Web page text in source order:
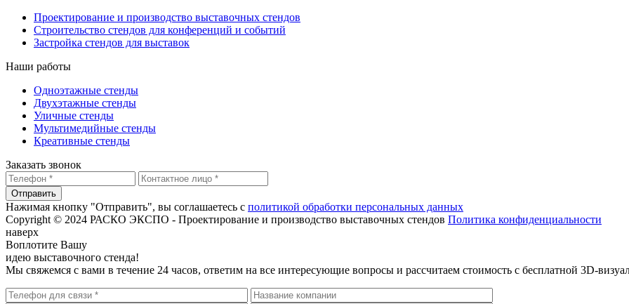
Проектирование и производство выставочных стендов
Строительство стендов для конференций и событий
Застройка стендов для выставок
Наши работы
Одноэтажные стенды
Двухэтажные стенды
Уличные стенды
Мультимедийные стенды
Креативные стенды
Заказать звонок
Отправить
Нажимая кнопку "Отправить", вы соглашаетесь с политикой обработки персональных данных
Copyright © 2024 РАСКО ЭКСПО - Проектирование и производство выставочных стендов Политика конфиденциальности
наверх
Воплотите Вашу
идею выставочного стенда!
Мы свяжемся с вами в течение 24 часов, ответим на все интересующие вопросы и рассчитаем стоимость с бесплатной 3D-